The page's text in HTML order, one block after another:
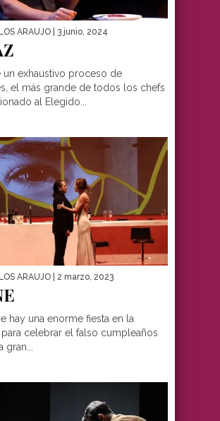
ARAUJO | 3 junio, 2024
un exhaustivo proceso de
el más grande de todos los chefs
al Elegido...
ARAUJO | 2 marzo, 2023
hay una enorme fiesta en la
para celebrar el falso cumpleaños